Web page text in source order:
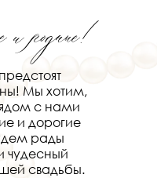
Мы хотим,
с нами
и дорогие
рады
чудесный
свадьбы.
и родные!